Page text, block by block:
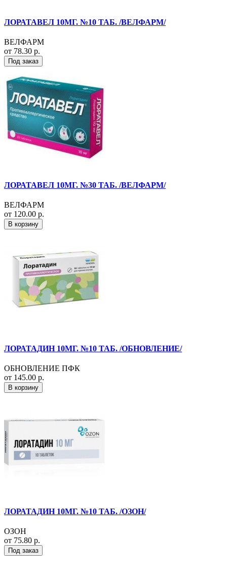
ЛОРАТАВЕЛ 10МГ. №10 ТАБ. /ВЕЛФАРМ/
ВЕЛФАРМ
от 78.30 р.
Под заказ
ЛОРАТАВЕЛ 10МГ. №30 ТАБ. /ВЕЛФАРМ/
ВЕЛФАРМ
от 120.00 р.
В корзину
ЛОРАТАДИН 10МГ. №10 ТАБ. /ОБНОВЛЕНИЕ/
ОБНОВЛЕНИЕ ПФК
от 145.00 р.
В корзину
ЛОРАТАДИН 10МГ. №10 ТАБ. /ОЗОН/
ОЗОН
от 75.80 р.
Под заказ